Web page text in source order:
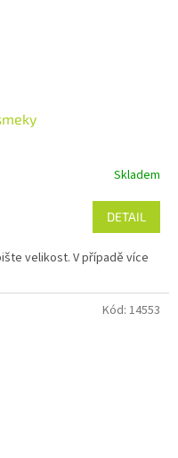
Skladem
DETAIL
velikost. V případě více
Kód: 14553